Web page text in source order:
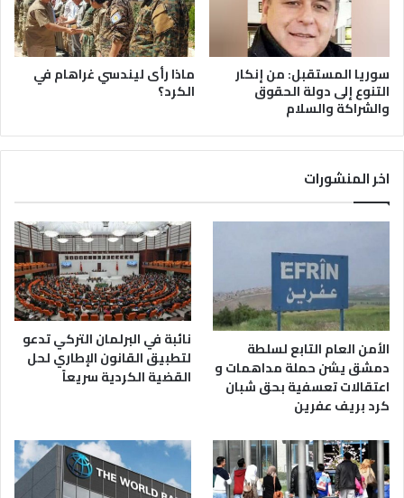
سوريا المستقبل: من إنكار
التنوع إلى دولة الحقوق
والشراكة والسلام
ماذا رأى ليندسي غراهام في
الكرد؟
اخر المنشورات
الأمن العام التابع لسلطة
دمشق يشن حملة مداهمات و
اعتقالات تعسفية بحق شبان
كرد بريف عفرين
نائبة في البرلمان التركي تدعو
لتطبيق القانون الإطاري لحل
القضية الكردية سريعاً